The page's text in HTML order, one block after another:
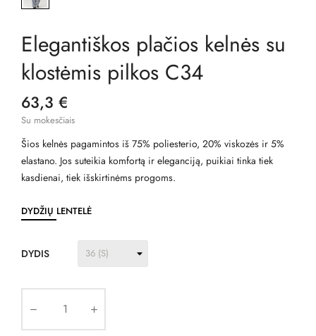
Elegantiškos plačios kelnės su
klostėmis pilkos C34
63,3 €
Su mokesčiais
Šios kelnės pagamintos iš 75% poliesterio, 20% viskozės ir 5%
elastano. Jos suteikia komfortą ir eleganciją, puikiai tinka tiek
kasdienai, tiek išskirtinėms progoms.
DYDŽIŲ LENTELĖ
DYDIS